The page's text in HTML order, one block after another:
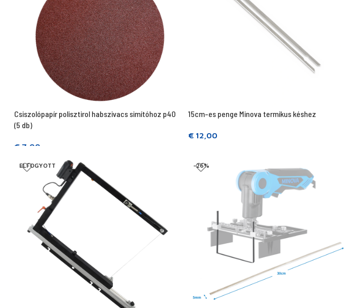
Csiszolópapír polisztirol habszivacs simítóhoz p40
(5 db)
€ 7,00
Tovább olvasom
15cm-es penge Minova termikus késhez
€ 12,00
ELFOGYOTT -26%